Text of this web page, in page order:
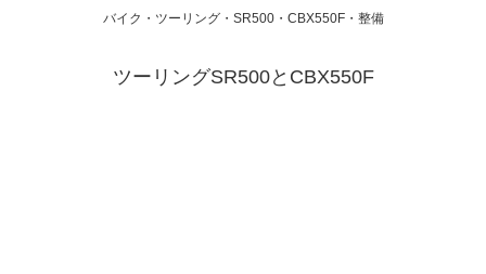
バイク・ツーリング・SR500・CBX550F・整備
ツーリングSR500とCBX550F